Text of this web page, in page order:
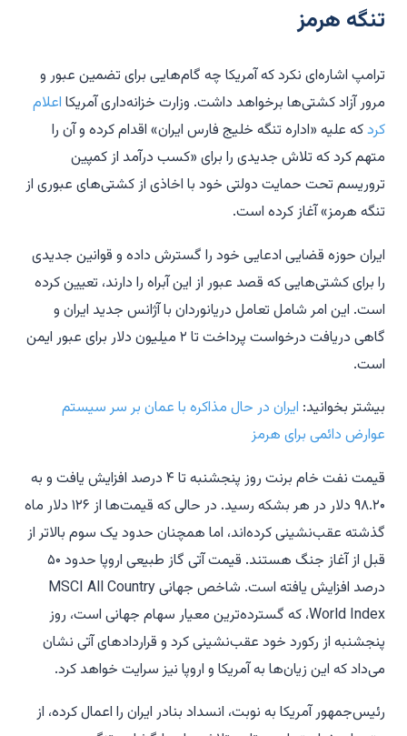
تنگه هرمز
ترامپ اشاره‌ای نکرد که آمریکا چه گام‌هایی برای تضمین عبور و
مرور آزاد کشتی‌ها برخواهد داشت. وزارت خزانه‌داری آمریکا اعلام
کردکه علیه «اداره تنگه خلیج فارس ایران» اقدام کرده و آن را
متهم کرد که تلاش جدیدی را برای «کسب درآمد از کمپین
تروریسم تحت حمایت دولتی خود با اخاذی از کشتی‌های عبوری از
تنگه هرمز» آغاز کرده است.
ایران حوزه قضایی ادعایی خود را گسترش داده و قوانین جدیدی
را برای کشتی‌هایی که قصد عبور از این آبراه را دارند، تعیین کرده
است. این امر شامل تعامل دریانوردان با آژانس جدید ایران و
گاهی دریافت درخواست پرداخت تا ۲ میلیون دلار برای عبور ایمن
است.
بیشتر بخوانید: ایران در حال مذاکره با عمان بر سر سیستم
عوارض دائمی برای هرمز
قیمت نفت خام برنت روز پنجشنبه تا ۴ درصد افزایش یافت و به
۹۸.۲۰ دلار در هر بشکه رسید. در حالی که قیمت‌ها از ۱۲۶ دلار ماه
گذشته عقب‌نشینی کرده‌اند، اما همچنان حدود یک سوم بالاتر از
قبل از آغاز جنگ هستند. قیمت آتی گاز طبیعی اروپا حدود ۵۰
درصد افزایش یافته است. شاخص جهانی MSCI All Country
World Index، که گسترده‌ترین معیار سهام جهانی است، روز
پنجشنبه از رکورد خود عقب‌نشینی کرد و قراردادهای آتی نشان
می‌داد که این زیان‌ها به آمریکا و اروپا نیز سرایت خواهد کرد.
رئیس‌جمهور آمریکا به نوبت، انسداد بنادر ایران را اعمال کرده، از